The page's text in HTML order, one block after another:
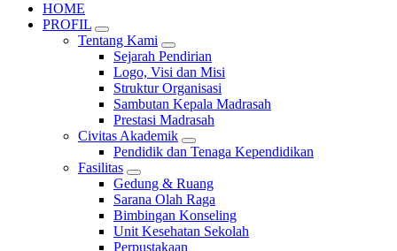
HOME
PROFIL
Tentang Kami
Sejarah Pendirian
Logo, Visi dan Misi
Struktur Organisasi
Sambutan Kepala Madrasah
Prestasi Madrasah
Civitas Akademik
Pendidik dan Tenaga Kependidikan
Fasilitas
Gedung & Ruang
Sarana Olah Raga
Bimbingan Konseling
Unit Kesehatan Sekolah
Perpustakaan